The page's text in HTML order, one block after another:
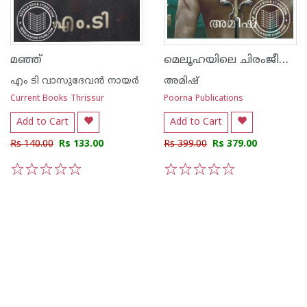
മഞ്ഞ്
എം ടി വാസുദേവന്‍ നായര്‍
Current Books Thrissur
Add to Cart
Rs 140.00 Rs 133.00
മെലൂഹയിലെ ചിരംജീവികള്‍
അമിഷ്
Poorna Publications
Add to Cart
Rs 399.00 Rs 379.00